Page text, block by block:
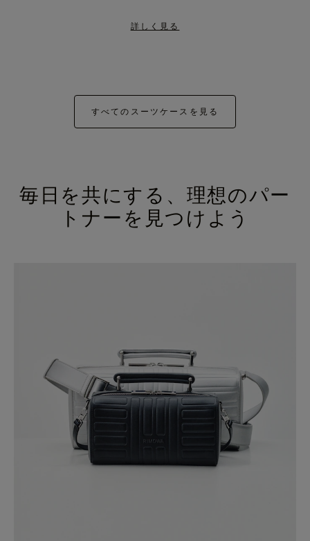
詳しく見る
すべてのスーツケースを見る
毎日を共にする、理想のパー
トナーを見つけよう